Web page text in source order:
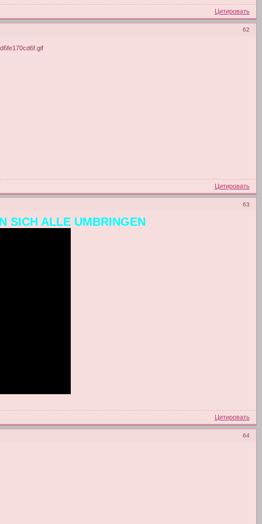
Цитировать
62
Цитировать
63
SICH ALLE UMBRINGEN
Цитировать
64